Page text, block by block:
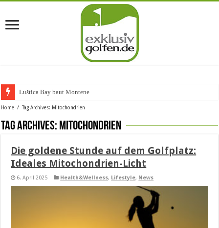
Luštica Bay baut Montenegros
Home / Tag Archives: Mitochondrien
Tag Archives: Mitochondrien
Die goldene Stunde auf dem Golfplatz:
Ideales Mitochondrien-Licht
6. April 2025 Health&Wellness, Lifestyle, News